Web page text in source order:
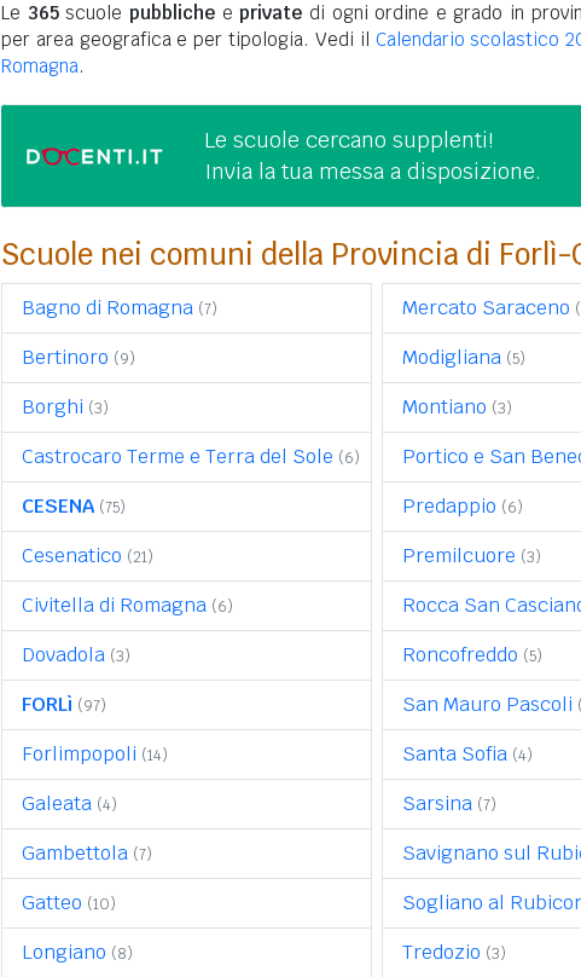
Le 365scuole pubblicheeprivate di ogni ordine e grado in
per area geografica e per tipologia. Vedi il Calendario scolastico
Romagna.
Le scuole cercano supplenti!
Invia la tua messa a disposizione.
Scuole nei comuni della Provincia di Forlì-
Bagno di Romagna (7)
Bertinoro (9)
Borghi (3)
Castrocaro Terme e Terra del Sole (6)
CESENA (75)
Cesenatico (21)
Civitella di Romagna (6)
Dovadola (3)
FORLì (97)
Forlimpopoli (14)
Galeata (4)
Gambettola (7)
Gatteo (10)
Longiano (8)
Mercato Saraceno
Modigliana (5)
Montiano (3)
Portico e San
Predappio (6)
Premilcuore (3)
Rocca San
Roncofreddo (5)
San Mauro Pascoli
Santa Sofia (4)
Sarsina (7)
Savignano sul
Sogliano al
Tredozio (3)